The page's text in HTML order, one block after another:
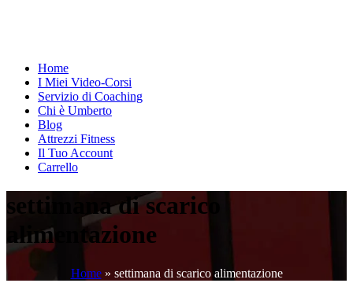
Home
I Miei Video-Corsi
Servizio di Coaching
Chi è Umberto
Blog
Attrezzi Fitness
Il Tuo Account
Carrello
settimana di scarico
alimentazione
Home» settimana di scarico alimentazione